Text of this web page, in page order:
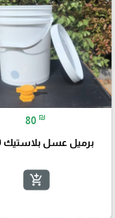
80 ₪
برميل عسل بلاستيك 20 ك
add_shopping_cart